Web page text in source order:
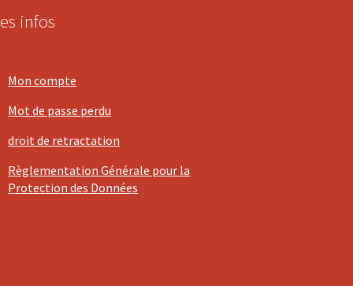
infos
Mon compte
Mot de passe perdu
droit de retractation
Règlementation Générale pour la
Protection des Données